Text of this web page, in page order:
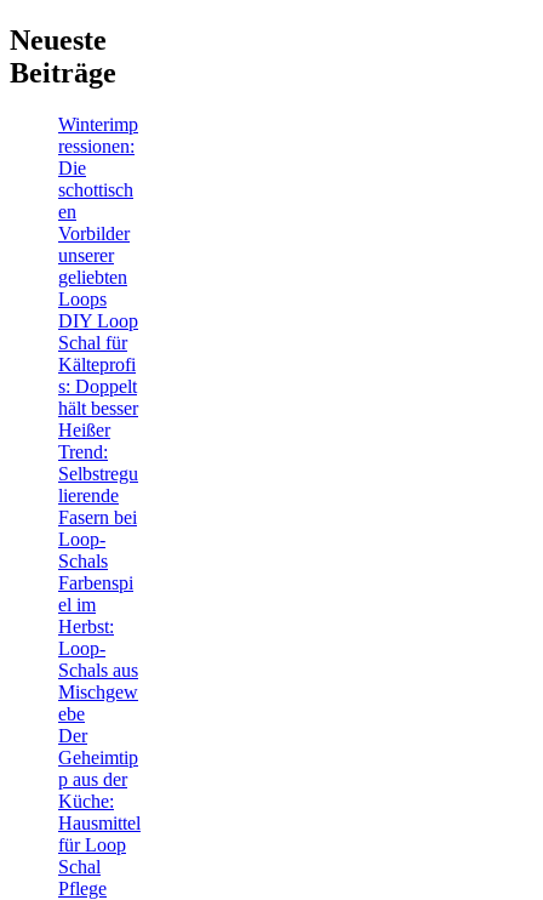
Neueste
Beiträge
Winterimp
ressionen:
Die
schottisch
en
Vorbilder
unserer
geliebten
Loops
DIY Loop
Schal für
Kälteprofi
s: Doppelt
hält besser
Heißer
Trend:
Selbstregu
lierende
Fasern bei
Loop-
Schals
Farbenspi
el im
Herbst:
Loop-
Schals aus
Mischgew
ebe
Der
Geheimtip
p aus der
Küche:
Hausmittel
für Loop
Schal
Pflege